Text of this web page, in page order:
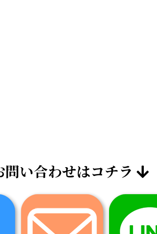
問い合わせはコチラ